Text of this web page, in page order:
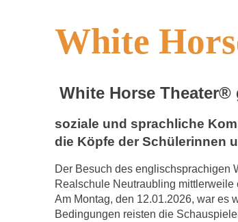
White
White Horse
soziale und sprachliche
die Köpfe der Schülerinnen
Der Besuch des englischsprachigen
Realschule Neutraubling
Am Montag, den 12.01.2026, war es
Bedingungen reisten die